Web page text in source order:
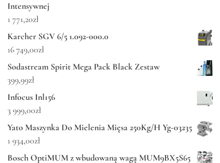
Intensywnej
1 771,20zł
Karcher SGV 6/5 1.092-000.0
16 749,00zł
Sodastream Spirit Mega Pack Black Zestaw
399,99zł
Infocus Inl156
3 999,00zł
Yato Maszynka Do Mielenia Mięsa 250Kg/H Yg-03235
1 934,00zł
Bosch OptiMUM z wbudowaną wagą MUM9BX5S65